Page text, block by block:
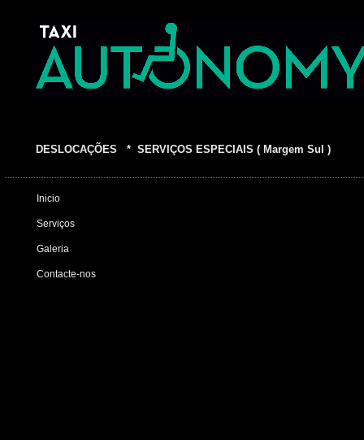
DESLOCAÇÕES * SERVIÇOS ESPECIAIS ( Margem Sul )
Inicio
Serviços
Contacte-nos
Galeria